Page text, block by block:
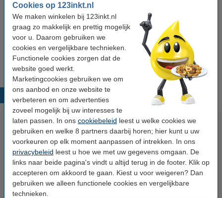
Cookies op 123inkt.nl
We maken winkelen bij 123inkt.nl
graag zo makkelijk en prettig mogelijk
voor u. Daarom gebruiken we
cookies en vergelijkbare technieken.
Functionele cookies zorgen dat de
website goed werkt.
Marketingcookies gebruiken we om
ons aanbod en onze website te
verbeteren en om advertenties
zoveel mogelijk bij uw interesses te
laten passen. In ons cookiebeleid leest u welke cookies we
gebruiken en welke 8 partners daarbij horen; hier kunt u uw
voorkeuren op elk moment aanpassen of intrekken. In ons
privacybeleid leest u hoe we met uw gegevens omgaan. De
links naar beide pagina's vindt u altijd terug in de footer. Klik op
accepteren om akkoord te gaan. Kiest u voor weigeren? Dan
gebruiken we alleen functionele cookies en vergelijkbare
technieken.
Bekijk de specificaties en omschrijving
Direct leverbaar
Morgen in huis
€ 0,95 Bestellen
123accu Xtreme Power MN1500
123inkt kopieerpapier 1 pak van